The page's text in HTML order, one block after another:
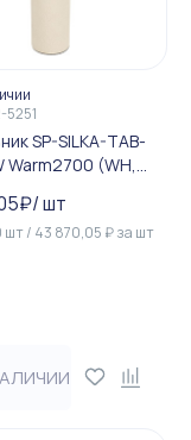
5251
SP-SILKA-TAB-
Warm2700 (WH,
₽/шт
шт/ 43 870,05 ₽за шт